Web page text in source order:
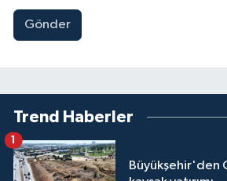
Gönder
Trend Haberler
Büyükşehir'den
1